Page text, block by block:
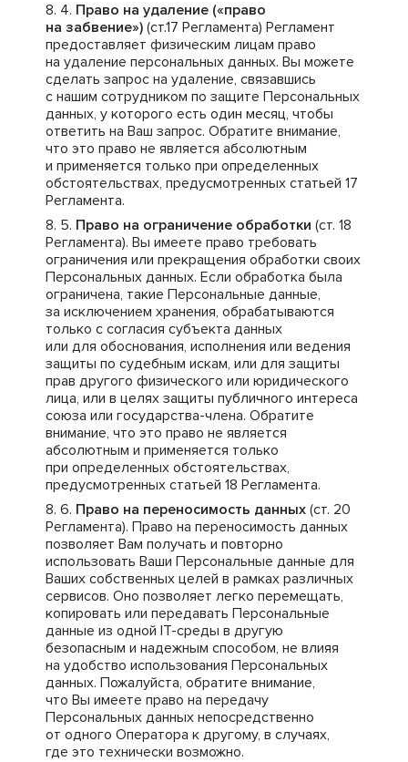
Право на удаление («право
на забвение») (ст.17 Регламента) Регламент
предоставляет физическим лицам право
на удаление персональных данных. Вы можете
сделать запрос на удаление, связавшись
с нашим сотрудником по защите Персональных
данных, у которого есть один месяц, чтобы
ответить на Ваш запрос. Обратите внимание,
что это право не является абсолютным
и применяется только при определенных
обстоятельствах, предусмотренных статьей 17
Регламента.
Право на ограничение обработки (ст. 18
Регламента). Вы имеете право требовать
ограничения или прекращения обработки своих
Персональных данных. Если обработка была
ограничена, такие Персональные данные,
за исключением хранения, обрабатываются
только с согласия субъекта данных
или для обоснования, исполнения или ведения
защиты по судебным искам, или для защиты
прав другого физического или юридического
лица, или в целях защиты публичного интереса
союза или государства-члена. Обратите
внимание, что это право не является
абсолютным и применяется только
при определенных обстоятельствах,
предусмотренных статьей 18 Регламента.
Право на переносимость данных (ст. 20
Регламента). Право на переносимость данных
позволяет Вам получать и повторно
использовать Ваши Персональные данные для
Ваших собственных целей в рамках различных
сервисов. Оно позволяет легко перемещать,
копировать или передавать Персональные
данные из одной IT-среды в другую
безопасным и надежным способом, не влияя
на удобство использования Персональных
данных. Пожалуйста, обратите внимание,
что Вы имеете право на передачу
Персональных данных непосредственно
от одного Оператора к другому, в случаях,
где это технически возможно.